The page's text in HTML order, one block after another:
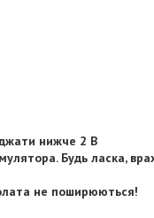
нижче 2 В
Будь ласка,
не поширюються!